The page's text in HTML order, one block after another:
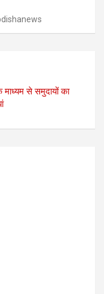
माध्यम से समुदायों का